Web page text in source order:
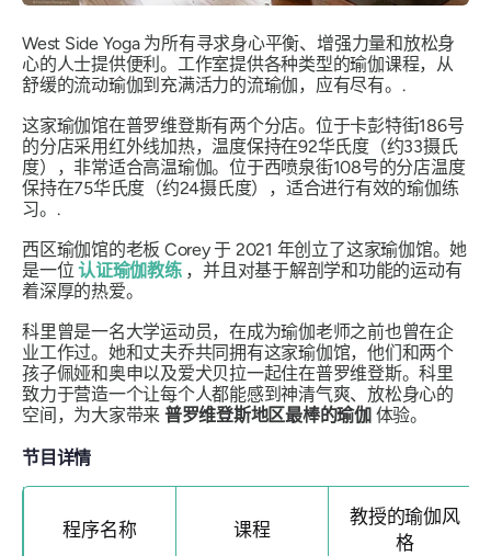
West Side Yoga 为所有寻求身心平衡、增强力量和放松身
心的人士提供便利。工作室提供各种类型的瑜伽课程，从
舒缓的流动瑜伽到充满活力的流瑜伽，应有尽有。.
这家瑜伽馆在普罗维登斯有两个分店。位于卡彭特街186号
的分店采用红外线加热，温度保持在92华氏度（约33摄氏
度），非常适合高温瑜伽。位于西喷泉街108号的分店温度
保持在75华氏度（约24摄氏度），适合进行有效的瑜伽练
习。.
西区瑜伽馆的老板 Corey 于 2021 年创立了这家瑜伽馆。她
是一位认证瑜伽教练，并且对基于解剖学和功能的运动有
着深厚的热爱。
科里曾是一名大学运动员，在成为瑜伽老师之前也曾在企
业工作过。她和丈夫乔共同拥有这家瑜伽馆，他们和两个
孩子佩娅和奥申以及爱犬贝拉一起住在普罗维登斯。科里
致力于营造一个让每个人都能感到神清气爽、放松身心的
空间，为大家带来 普罗维登斯地区最棒的瑜伽 体验。
节目详情
程序名称 课程
教授的瑜伽风
格